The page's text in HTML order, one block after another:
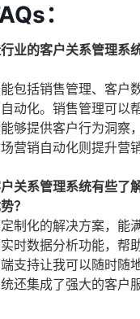
：
业的客户关系管理系
包括销售管理、客户
动化。销售管理可以
够提供客户行为洞察
营销自动化则提升营销
关系管理系统有些了
？
制化的解决方案，能
时数据分析功能，帮
支持让我可以随时随
还集成了强大的客户